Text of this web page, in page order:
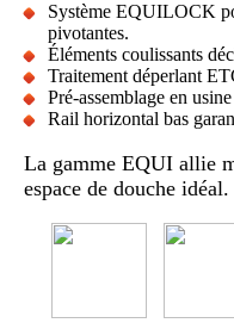
Système EQUILOCK
pivotantes.
Éléments coulissants
Traitement déperlant
Pré-assemblage en
Rail horizontal bas
La gamme EQUI allie
espace de douche idéal.